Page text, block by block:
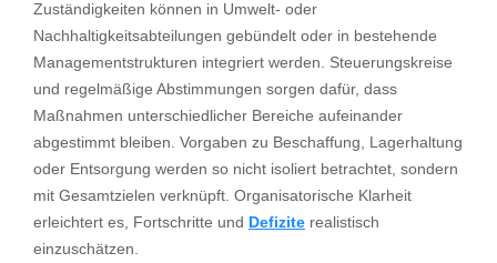
Zuständigkeiten können in Umwelt- oder
Nachhaltigkeitsabteilungen gebündelt oder in bestehende
Managementstrukturen integriert werden. Steuerungskreise
und regelmäßige Abstimmungen sorgen dafür, dass
Maßnahmen unterschiedlicher Bereiche aufeinander
abgestimmt bleiben. Vorgaben zu Beschaffung, Lagerhaltung
oder Entsorgung werden so nicht isoliert betrachtet, sondern
mit Gesamtzielen verknüpft. Organisatorische Klarheit
erleichtert es, Fortschritte und Defizite realistisch
einzuschätzen.